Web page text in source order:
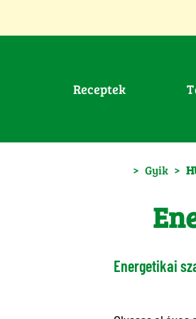
Receptek
> Gyik >
Energetikai